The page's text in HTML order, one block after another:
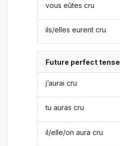
vous eûtes cru
ils/elles eurent cru
Future perfect tense
j’aurai cru
tu auras cru
il/elle/on aura cru